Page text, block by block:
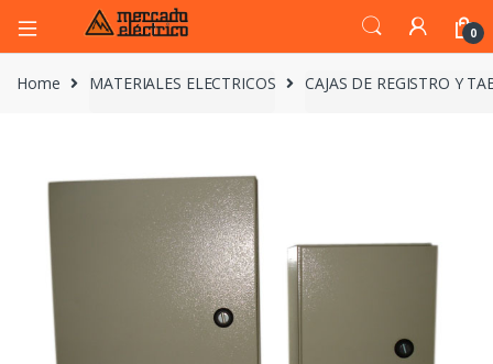
0
Home MATERIALES ELECTRICOS CAJAS DE REGISTRO Y